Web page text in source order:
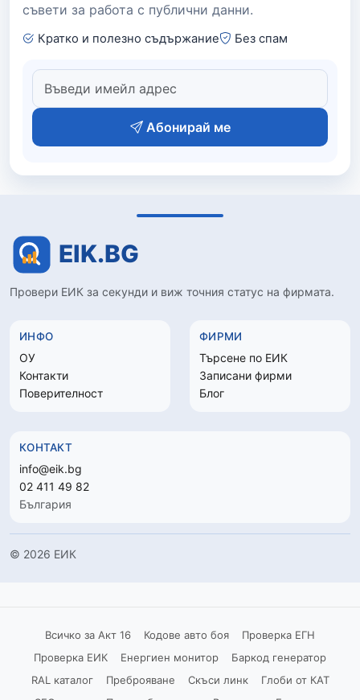
съвети за работа с публични данни.
Кратко и полезно съдържание Без спам
Абонирай ме
Провери ЕИК за секунди и виж точния статус на фирмата.
ИНФО
ОУ
Контакти
Поверителност
ФИРМИ
Търсене по ЕИК
Записани фирми
Блог
КОНТАКТ
info@eik.bg
02 411 49 82
България
© 2026 ЕИК
Всичко за Акт 16 Кодове авто боя
Проверка ЕГН
Проверка ЕИК
Енергиен монитор
Баркод генератор
RAL каталог
Преброяване Скъси линк
Глоби от КАТ